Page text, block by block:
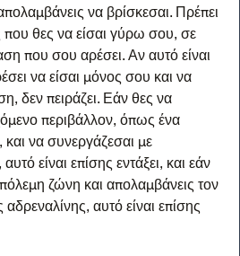
να βρίσκεσαι. Πρέπει
θες να είσαι γύρω σου, σε
που σου αρέσει. Αν αυτό είναι
να είσαι μόνος σου και να
δεν πειράζει. Εάν θες να
περιβάλλον, όπως ένα
να συνεργάζεσαι με
είναι επίσης εντάξει, και εάν
ζώνη και απολαμβάνεις τον
αδρεναλίνης, αυτό είναι επίσης